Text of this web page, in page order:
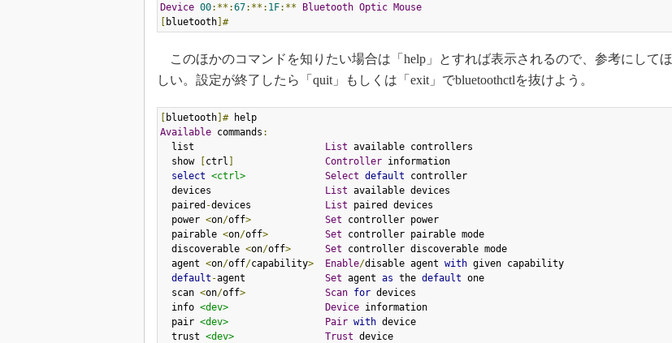
インダストリー4.0
イノベーション
製造業ビッグデータ
メイドインジャパン
制御セキュリティ
新型コロナへの対応
Device 00:**:67:**: 1F:** Bluetooth Optic Mouse
bluetooth ]#
このほかのコマンドを知りたい場合は「help」とすれば表示されるので、参考にしてほ
しい。設定が終了したら「quit」もしくは「exit」でbluetoothctlを抜けよう。
bluetooth ]#
Available commands :
  list
List available controllers
  show
ctrl Controller information
select <ctrl> Select default controller
  devices
List available devices
  paired
-devices List paired devices
  power
<on/off> Set controller power
  pairable
<on/off> Set controller pairable mode
  discoverable
<on/off> Set controller discoverable mode
  agent
<on/off/capability> Enable/disable agent with given capability
default -agent Set agent as the default one
  scan
<on/off> Scan for devices
  info
<dev> Device information
  pair
<dev> Pair with device
  trust
<dev> Trust device